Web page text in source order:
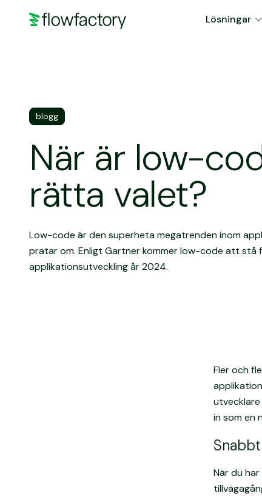
Lösningar
blogg
När är low-
rätta valet?
Low-code är den superheta megatrenden inom
pratar om. Enligt Gartner kommer low-code att stå
applikationsutveckling år 2024.
Fler och
in som en
När du